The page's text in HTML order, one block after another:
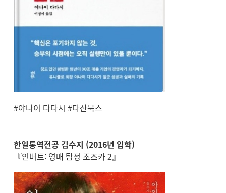
#야나이 다다시 #다산북스
한일통역전공 김수지 (2016년 입학)
『인버트: 영매 탐정 조즈카 2』